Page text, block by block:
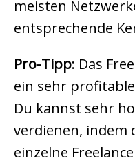
meisten
entsprechende
Pro-Tipp: Das
ein sehr
Du kannst sehr
verdienen, indem
einzelne